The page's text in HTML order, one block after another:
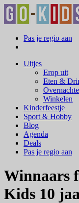
Pas je regio aan
Uitjes
Erop uit
Eten &
Winkelen
Kinderfeestje
Sport & Hobby
Blog
Agenda
Deals
Pas je regio aan
Winnaars
Kids 10